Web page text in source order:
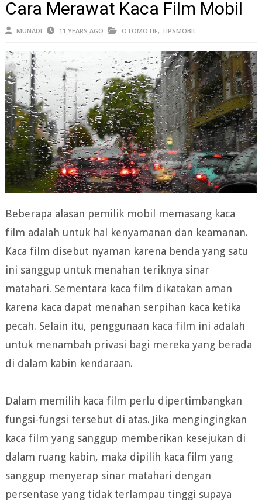
Cara Merawat Kaca Film Mobil
MUNADI 11 YEARS AGO OTOMOTIF, TIPSMOBIL
Beberapa alasan pemilik mobil memasang kaca
film adalah untuk hal kenyamanan dan keamanan.
Kaca film disebut nyaman karena benda yang satu
ini sanggup untuk menahan teriknya sinar
matahari. Sementara kaca film dikatakan aman
karena kaca dapat menahan serpihan kaca ketika
pecah. Selain itu, penggunaan kaca film ini adalah
untuk menambah privasi bagi mereka yang berada
di dalam kabin kendaraan.
Dalam memilih kaca film perlu dipertimbangkan
fungsi-fungsi tersebut di atas. Jika mengingingkan
kaca film yang sanggup memberikan kesejukan di
dalam ruang kabin, maka dipilih kaca film yang
sanggup menyerap sinar matahari dengan
persentase yang tidak terlampau tinggi supaya